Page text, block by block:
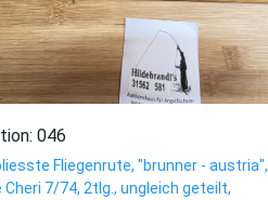
046
Fliegenrute, "brunner - austria",
Cheri 7/74, 2tlg., ungleich geteilt,